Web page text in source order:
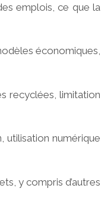
emplois, ce que la
économiques,
recyclées, limitation
utilisation numérique
y compris d’autres